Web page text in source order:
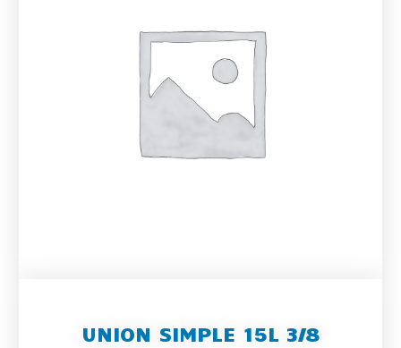
UNION SIMPLE 15L 3/8